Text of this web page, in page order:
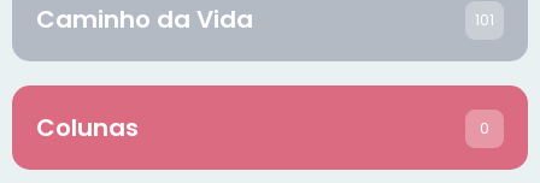
Caminho da Vida 101
Colunas 0